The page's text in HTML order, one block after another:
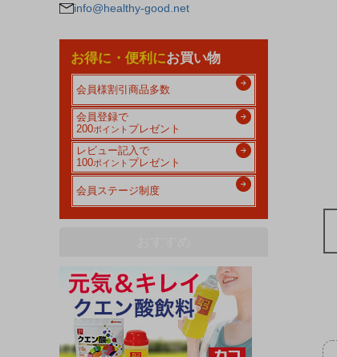
info@healthy-good.net
お得に・便利にお買い物
会員様割引商品多数
会員登録で
200ポイント プレゼント
レビュー記入で
100ポイント プレゼント
会員ステージ制度